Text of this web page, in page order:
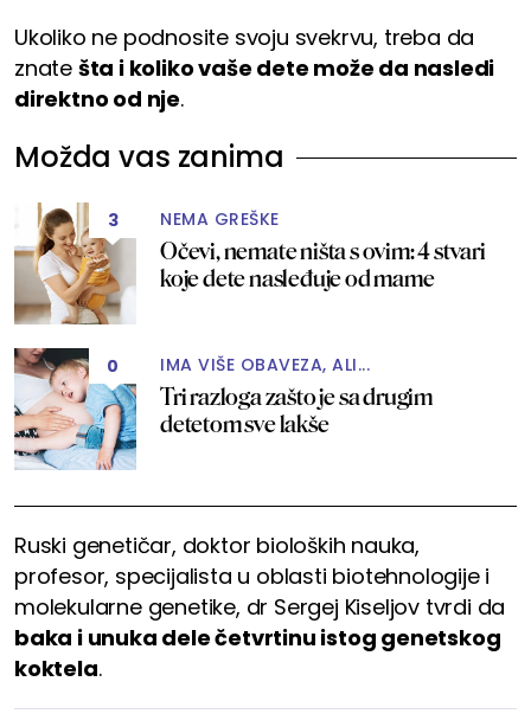
Ukoliko ne podnosite svoju svekrvu, treba da
znate šta i koliko vaše dete može da nasledi
direktno od nje.
Možda vas zanima
3 NEMA GREŠKE
Očevi, nemate ništa s ovim: 4 stvari
koje dete nasleđuje od mame
0 IMA VIŠE OBAVEZA, ALI...
Tri razloga zašto je sa drugim
detetom sve lakše
Ruski genetičar, doktor bioloških nauka,
profesor, specijalista u oblasti biotehnologije i
molekularne genetike, dr Sergej Kiseljov tvrdi da
baka i unuka dele četvrtinu istog genetskog
koktela.